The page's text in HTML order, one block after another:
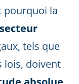
pourquoi la
secteur
tels que
lois, doivent